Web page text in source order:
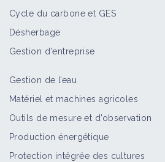
Vivant (2) -
(16/17)
Cycle du carbone et GES
Désherbage
Gestion d'entreprise
Gestion de l’eau
Matériel et machines agricoles
Outils de mesure et d’observation
Production énergétique
Protection intégrée des cultures